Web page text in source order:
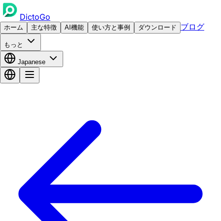
DictoGo
ホーム 主な特徴 AI機能 使い方と事例 ダウンロード ブログ
もっと
Japanese